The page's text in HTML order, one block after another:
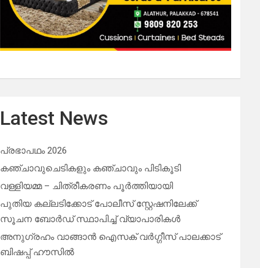
Latest News
പ്രഭാപഥം 2026
കഞ്ചാവുചെടികളും കഞ്ചാവും പിടികൂടി
വള്ളിയമ്മ – ചിത്രീകരണം പൂർത്തിയായി
പുതിയ കല്ലടിക്കോട് പോലീസ് സ്റ്റേഷനിലേക്ക്
സൂചന ബോർഡ് സ്ഥാപിച്ച് വ്യാപാരികൾ
അനുഗ്രഹം വാങ്ങാൻ ഐസക് വര്‍ഗ്ഗീസ് പാലക്കാട്
ബിഷപ്പ് ഹൗസില്‍